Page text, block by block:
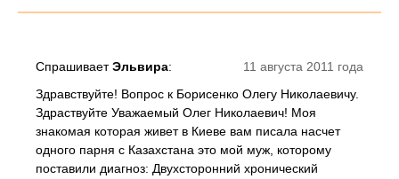
11 августа 2011 года
СпрашиваетЭльвира:
Здравствуйте! Вопрос к Борисенко Олегу Николаевичу.
Здраствуйте Уважаемый Олег Николаевич! Моя
знакомая которая живет в Киеве вам писала насчет
одного парня с Казахстана это мой муж, которому
поставили диагноз: Двухсторонний хронический